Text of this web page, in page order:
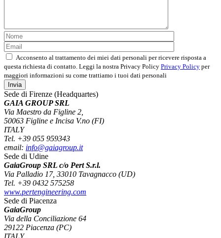
Acconsento al trattamento dei miei dati personali per ricevere risposta a
questa richiesta di contatto. Leggi la nostra Privacy Policy Privacy Policy per
maggiori informazioni su come trattiamo i tuoi dati personali
Sede di Firenze (Headquartes)
GAIA GROUP SRL
Via Maestro da Figline 2,
50063 Figline e Incisa V.no (FI)
ITALY
Tel. +39 055 959343
email: info@gaiagroup.it
Sede di Udine
GaiaGroup SRL c/o Pert S.r.l.
Via Palladio 17, 33010 Tavagnacco (UD)
Tel. +39 0432 575258
www.pertengineering.com
Sede di Piacenza
GaiaGroup
Via della Conciliazione 64
29122 Piacenza (PC)